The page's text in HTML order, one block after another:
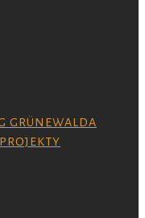
GRÜNEWALDA